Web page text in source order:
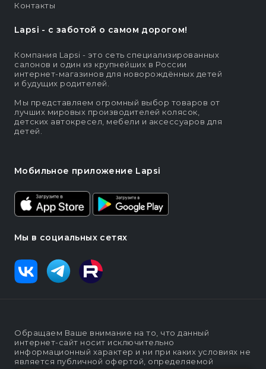
Lapsi - c заботой о самом дорогом!
Компания Lapsi - это сеть специализированных
салонов и один из крупнейших в России
интернет-магазинов для новорождённых детей
и будущих родителей.
Мы представляем огромный выбор товаров от
лучших мировых производителей колясок,
детских автокресел, мебели и аксессуаров для
детей.
Мобильное приложение Lapsi
Мы в социальных сетях
Контакты
Обращаем Ваше внимание на то, что данный
интернет-сайт носит исключительно
информационный характер и ни при каких условиях не
является публичной офертой, определяемой